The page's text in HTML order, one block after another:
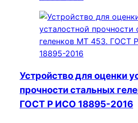
Устройство для оценки
прочности стальных
ГОСТ Р ИСО 18895-2016